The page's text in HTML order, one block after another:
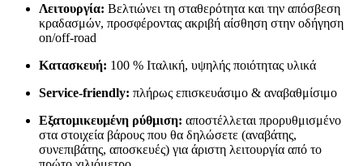
Λειτουργία: Βελτιώνει τη σταθερότητα και την απόσβεση
κραδασμών, προσφέροντας ακριβή αίσθηση στην οδήγηση
on/off-road
Κατασκευή: 100 % Ιταλική, υψηλής ποιότητας υλικά
Service-friendly: πλήρως επισκευάσιμο & αναβαθμίσιμο
Εξατομικευμένη ρύθμιση: αποστέλλεται προρυθμισμένο
στα στοιχεία βάρους που θα δηλώσετε (αναβάτης,
συνεπιβάτης, αποσκευές) για άριστη λειτουργία από το